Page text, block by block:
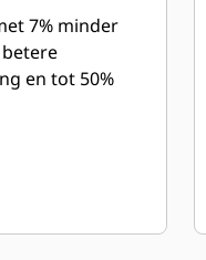
7% minder
en tot 50%